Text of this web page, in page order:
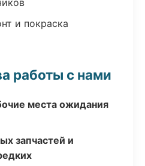
и покраска
работы с нами
места ожидания
запчастей и